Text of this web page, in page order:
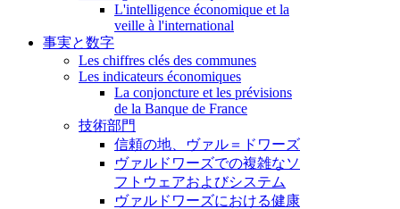
L'intelligence économique et la
veille à l'international
事実と数字
Les chiffres clés des communes
Les indicateurs économiques
La conjoncture et les prévisions
de la Banque de France
技術部門
信頼の地、ヴァル＝ドワーズ
ヴァルドワーズでの複雑なソ
フトウェアおよびシステム
ヴァルドワーズにおける健康